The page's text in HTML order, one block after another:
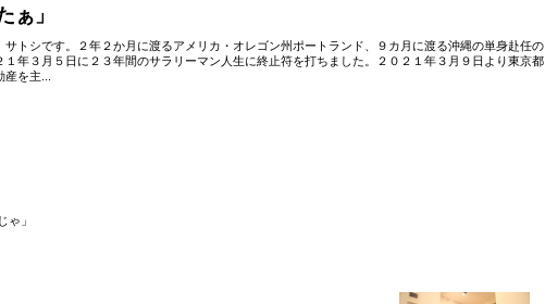
ぁ」
サトシです。２年２か月に渡るアメリカ・オレゴン州ポートランド、９カ月に渡る沖縄の単身赴任の
１年３月５日に２３年間のサラリーマン人生に終止符を打ちました。２０２１年３月９日より東京都
を主...
ゃ」